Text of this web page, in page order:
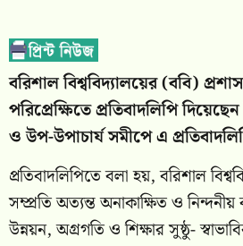
বরিশাল বিশ্ববিদ্যালয়ের (ববি)
পরিপ্রেক্ষিতে প্রতিবাদলিপি
ও উপ-উপাচার্য সমীপে এ
প্রতিবাদলিপিতে বলা হয়, বরিশাল
সম্প্রতি অত্যন্ত অনাকাক্ষিত ও
উন্নয়ন, অগ্রগতি ও শিক্ষার সুষ্ঠু-